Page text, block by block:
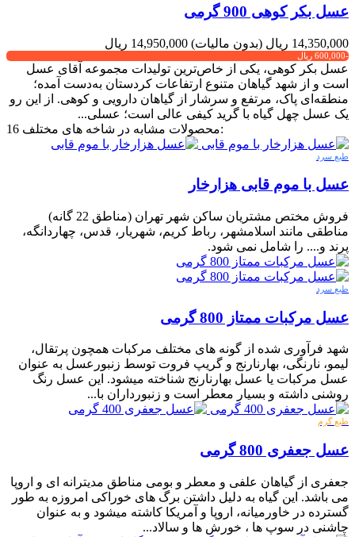
عسل بکر کوهی 900 گرمی
14,350,000 ریال (بدون مالیات) 14,950,000 ریال
-600,000 ریال
عسل بکر کوهی، یکی از خاص‌ترین تولیدات مجموعه آقای عسل
است و از شهد گیاهان متنوع ارتفاعات کردستان به‌دست آمده؛
منطقه‌ای پاک، مرتفع و سرشار از گیاهان دارویی و کوهی. از این رو
یک عسل چهل گیاه با گرید کیفی عالی است؛ عسلی...
16 محصولات مشابه در شاخه های مختلف:
طبع سرد
عسل با موم قابی هزارخار
فروش مختص مشتریان ساکن شهر تهران (مناطق 22 گانه)
مناطقی مانند اسلامشهر، رباط کریم، شهریار، قدس، چهاردانگه،
پرند و.... را شامل نمی شود.
طبع سرد
عسل مرکبات ممتاز 800 گرمی
شهد فرآوری شده از گونه های مختلف مرکبات همچون پرتقال،
لیمو، نارنگی، بهارنارنج و گریپ فروت توسط زنبورعسل به عنوان
عسل مرکبات یا عسل بهارنارنج شناخته میشود. این عسل رنگ
روشنی داشته و بسیار معطر است و زنبورداران با...
طبع گرم
عسل جعفری 800 گرمی
جعفری از گیاهان علفی و معطر و بومی مناطق مدیترانه ای و اروپا
می باشد. این گیاه به دلیل داشتن برگ های خوراکی امروزه به طور
گسترده در خاورمیانه، اروپا و آمریکا کاشته میشود و به عنوان
چاشنی در سوپ ها ، خورش ها و سالاد...